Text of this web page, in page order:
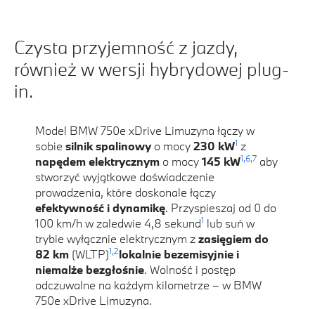
Czysta przyjemność z jazdy,
również w wersji hybrydowej plug-
in.
Model BMW 750e xDrive Limuzyna łączy w
sobie silnik spalinowyo mocy230 kW1 z
napędem elektrycznym o mocy145 kW1,6,7 aby
stworzyć wyjątkowe doświadczenie
prowadzenia, które doskonale łączy
efektywność i dynamikę. Przyspieszaj od 0 do
100 km/h w zaledwie 4,8 sekund1 lub suń w
trybie wyłącznie elektrycznym zzasięgiem do
82 km (WLTP)1,2lokalnie bezemisyjnie i
niemalże bezgłośnie. Wolność i postęp
odczuwalne na każdym kilometrze – w BMW
750e xDrive Limuzyna.